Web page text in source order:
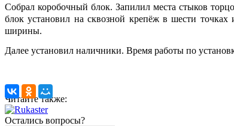
Собрал коробочный блок. Запилил места стыков
блок установил на сквозной крепёж в шести
ширины.
Далее установил наличники. Время работы по
Читайте также:
Остались вопросы?